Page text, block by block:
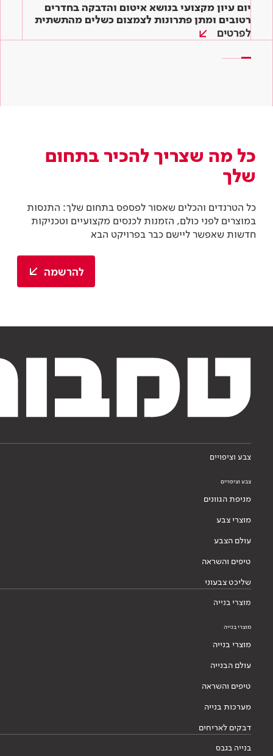
יום עיון מקצועי בנושא איטום והדבקה בחדרים
רטובים ומתן פתרונות לצמצום כשלים מהתשתית
ועד הגמר
לפרטים
המדריך השלם לדבקים לאריחים: איך בוחרים את
הדבק המתאים ביותר לעבודה?
קראו עוד
שיפוץ ירוק – כך תיצרו סביבה ירוקה בקלות גם
בבית שלכם
קראו עוד
כל מה שצריך להכיר בתחום
שלך
כל הטרנדים והכלים שאסור לפספס בתחום שלך: התנסות
במוצרים לפני כולם, הזמנות לכנסים מקצועיים וטכניקות
חדשות שאפשר ליישם כבר בפרויקט הבא
להרשמה
צבע וציפויים
צבע וציפויים
מניפת הגוונים
מוצרי צבע
עולם הצבע
טיפים והשראה
שליכט צבעוני
מוצרי בנייה
מוצרי בנייה
מוצרי בנייה
עולם הבנייה
טיפים והשראה
מערכות בנייה
דבקים לאריחים
בנייה בגבס